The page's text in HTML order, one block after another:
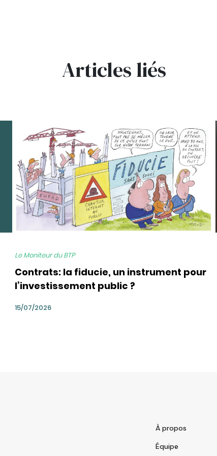
Articles liés
Le Moniteur du BTP
Contrats: la fiducie, un instrument pour
l’investissement public ?
15/07/2026
À propos
Équipe